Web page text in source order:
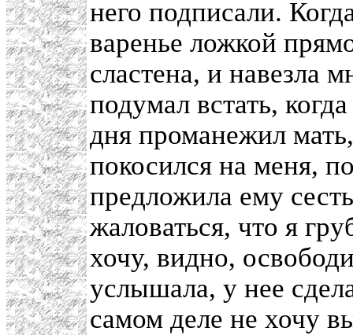
него подписали.
варенье ложкой
сластена, и навезла
подумал встать,
дня проманежил
покосился на меня,
предложила ему
жаловаться, что я
хочу, видно,
услышала, у нее
самом деле не хочу